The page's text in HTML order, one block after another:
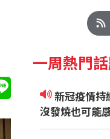
一周熱門
新冠疫情持續飆升 常見八大症狀
沒發燒也可能